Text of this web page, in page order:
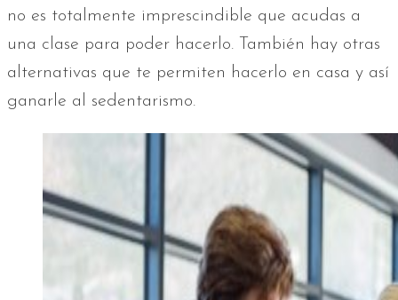
no es totalmente imprescindible que acudas a
una clase para poder hacerlo. También hay otras
alternativas que te permiten hacerlo en casa y así
ganarle al sedentarismo.